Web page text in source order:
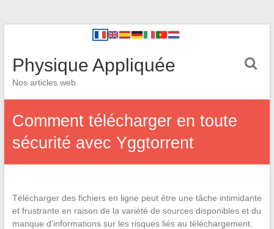
Physique Appliquée
Nos articles web
Comment télécharger en toute
sécurité avec Yggtorrent
Télécharger des fichiers en ligne peut être une tâche intimidante
et frustrante en raison de la variété de sources disponibles et du
manque d’informations sur les risques liés au téléchargement.